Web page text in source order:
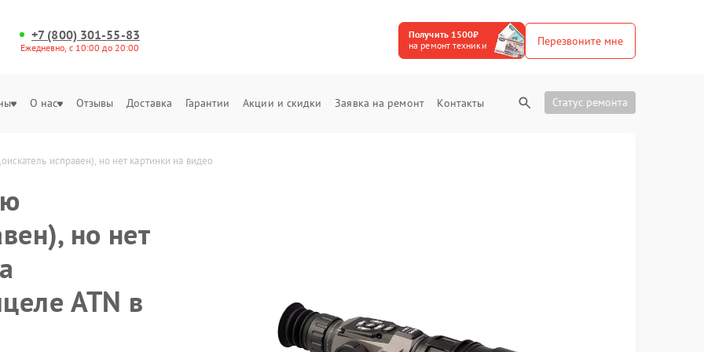
+7 (800) 301-55-83
Ежедневно, с 10:00 до 20:00
Получить 1500₽
на ремонт техники
Перезвоните мне
О нас Отзывы Доставка Гарантии Акции и скидки Заявка на ремонт Контакты Статус ремонта
исправен), но нет картинки на видео
но нет
ATN в